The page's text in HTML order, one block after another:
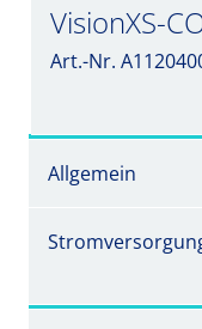
VisionXS-
Art.-Nr.
Allgemein